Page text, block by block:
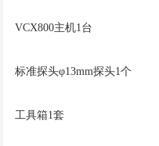
VCX800主机1台
标准探头φ13mm探头1个
工具箱1套